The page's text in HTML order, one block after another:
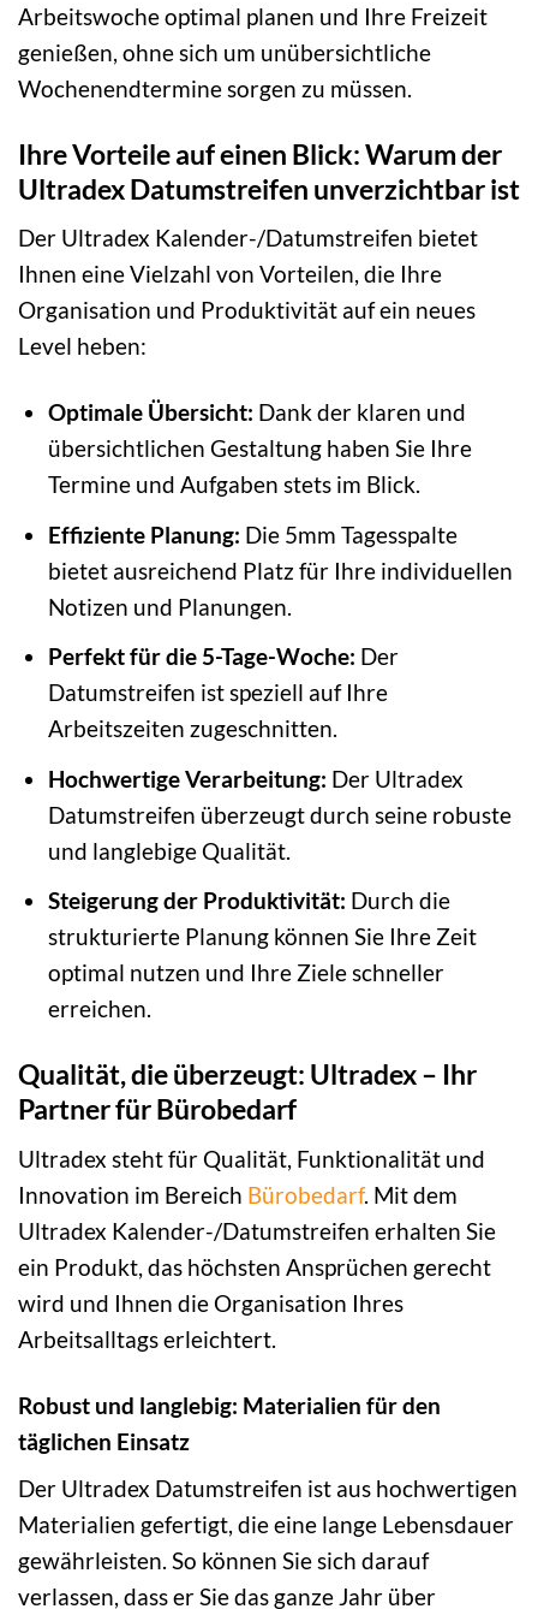
Arbeitswoche optimal planen und Ihre Freizeit
genießen, ohne sich um unübersichtliche
Wochenendtermine sorgen zu müssen.
Ihre Vorteile auf einen Blick: Warum der
Ultradex Datumstreifen unverzichtbar ist
Der Ultradex Kalender-/Datumstreifen bietet
Ihnen eine Vielzahl von Vorteilen, die Ihre
Organisation und Produktivität auf ein neues
Level heben:
Optimale Übersicht: Dank der klaren und
übersichtlichen Gestaltung haben Sie Ihre
Termine und Aufgaben stets im Blick.
Effiziente Planung: Die 5mm Tagesspalte
bietet ausreichend Platz für Ihre individuellen
Notizen und Planungen.
Perfekt für die 5-Tage-Woche: Der
Datumstreifen ist speziell auf Ihre
Arbeitszeiten zugeschnitten.
Hochwertige Verarbeitung: Der Ultradex
Datumstreifen überzeugt durch seine robuste
und langlebige Qualität.
Steigerung der Produktivität: Durch die
strukturierte Planung können Sie Ihre Zeit
optimal nutzen und Ihre Ziele schneller
erreichen.
Qualität, die überzeugt: Ultradex – Ihr
Partner für Bürobedarf
Ultradex steht für Qualität, Funktionalität und
Innovation im Bereich Bürobedarf. Mit dem
Ultradex Kalender-/Datumstreifen erhalten Sie
ein Produkt, das höchsten Ansprüchen gerecht
wird und Ihnen die Organisation Ihres
Arbeitsalltags erleichtert.
Robust und langlebig: Materialien für den
täglichen Einsatz
Der Ultradex Datumstreifen ist aus hochwertigen
Materialien gefertigt, die eine lange Lebensdauer
gewährleisten. So können Sie sich darauf
verlassen, dass er Sie das ganze Jahr über